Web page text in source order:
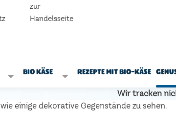
zur
Handelsseite
Bio Käse Rezepte mit Bio-Käse
Wir tracken